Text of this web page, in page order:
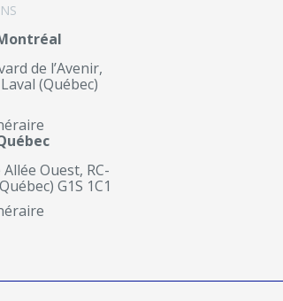
de l’Avenir,
(Québec)
Ouest, RC-
G1S 1C1